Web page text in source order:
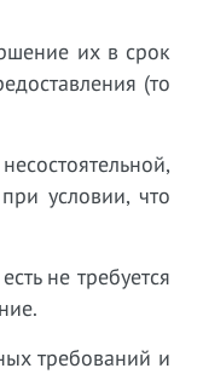
их в срок
(то
условии, что
не требуется
требований и